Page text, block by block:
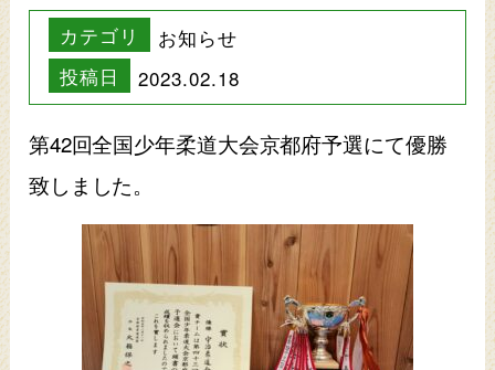
カテゴリ
お知らせ
投稿日
2023.02.18
第42回全国少年柔道大会京都府予選にて優勝
致しました。